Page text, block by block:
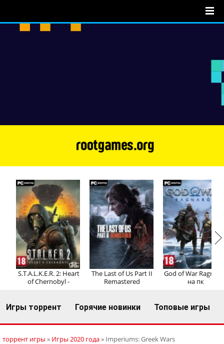
Регистрация Вход
S.T.A.L.K.E.R. 2: Heart
of Chernobyl -
The Last of Us Part II
Remastered
God of War
на пк
Игры торрент Горячие новинки Топовые игры
торрент игры » Игры 2020 года» Imperiums: Greek Wars